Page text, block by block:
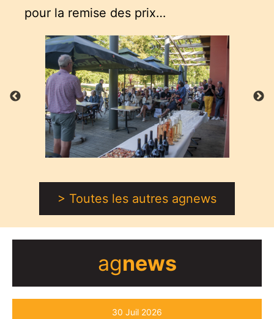
agnews
30 Juil 2026
pour la remise des prix…
> Toutes les autres agnews